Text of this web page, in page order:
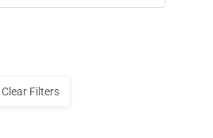
Clear Filters